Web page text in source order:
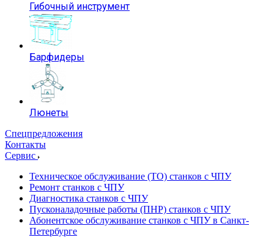
Гибочный инструмент
Барфидеры
Люнеты
Спецпредложения
Контакты
Сервис
Техническое обслуживание (ТО) станков с ЧПУ
Ремонт станков с ЧПУ
Диагностика станков с ЧПУ
Пусконаладочные работы (ПНР) станков с ЧПУ
Абонентское обслуживание станков с ЧПУ в Санкт-
Петербурге